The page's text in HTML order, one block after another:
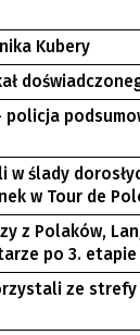
Kubery
policja
w ślady
w Tour de
z Polaków,
po 3.
ze strefy